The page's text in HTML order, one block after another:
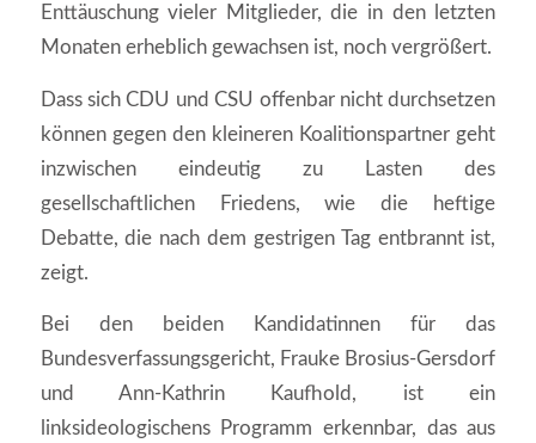
Enttäuschung vieler Mitglieder, die in den letzten
Monaten erheblich gewachsen ist, noch vergrößert.
Dass sich CDU und CSU offenbar nicht durchsetzen
können gegen den kleineren Koalitionspartner geht
inzwischen eindeutig zu Lasten des
gesellschaftlichen Friedens, wie die heftige
Debatte, die nach dem gestrigen Tag entbrannt ist,
zeigt.
Bei den beiden Kandidatinnen für das
Bundesverfassungsgericht, Frauke Brosius-Gersdorf
und Ann-Kathrin Kaufhold, ist ein
linksideologischens Programm erkennbar, das aus